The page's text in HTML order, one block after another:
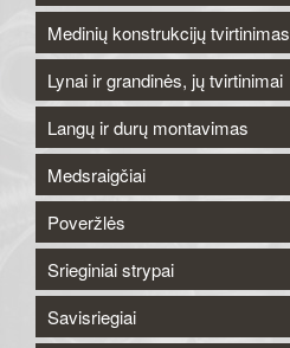
Medinių konstrukcijų tvirtinimas
Lynai ir grandinės, jų tvirtinimai
Langų ir durų montavimas
Medsraigčiai
Poveržlės
Srieginiai strypai
Savisriegiai